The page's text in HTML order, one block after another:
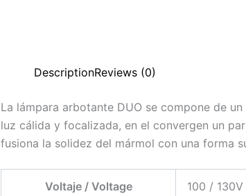
DescriptionReviews (0)
La lámpara arbotante DUO se compone de
luz cálida y focalizada, en el convergen un
fusiona la solidez del mármol con una forma
Voltaje / Voltage 100 / 130V